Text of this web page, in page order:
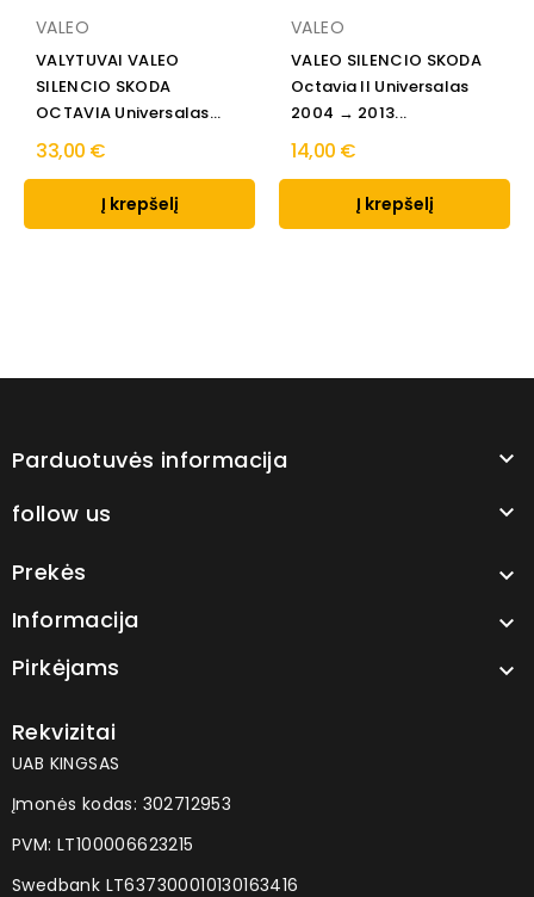
VALEO
VALYTUVAI VALEO
SILENCIO SKODA
OCTAVIA Universalas
2004 → 2013
33,00 €
Į krepšelį
VALEO
VALEO SILENCIO SKODA
Octavia II Universalas
2004 → 2013...
14,00 €
Į krepšelį
Parduotuvės informacija 
follow us 
Prekės 
Informacija 
Pirkėjams 
Rekvizitai
UAB KINGSAS
Įmonės kodas: 302712953
PVM: LT100006623215
Swedbank LT637300010130163416